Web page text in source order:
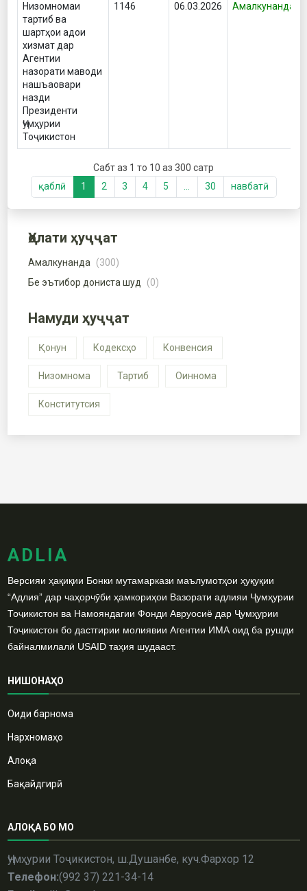
Низомномаи
тартиб ва
шартҳои адои
хизмат дар
Агентии
назорати маводи
нашъаовари
назди
Президенти
Ҷумҳурии
Тоҷикистон
1146 06.03.2026 Амалкунанда
Сабт аз 1 то 10 аз 300 сатр
қаблӣ
1 2 3 4 5 … 30 навбатӣ
Ҳолати ҳуҷҷат
Амалкунанда
(300)
Бе эътибор дониста шуд
(0)
Намуди ҳуҷҷат
Қонун Кодексҳо Конвенсия
Низомнома Тартиб Оиннома
Конститутсия
ADLIA
Версияи ҳақиқии Бонки мутамаркази маълумотҳои ҳуқуқии
“Адлия” дар чаҳорчӯби ҳамкориҳои Вазорати адлияи Ҷумҳурии
Тоҷикистон ва Намояндагии Фонди Авруосиё дар Ҷумҳурии
Тоҷикистон бо дастгирии молиявии Агентии ИМА оид ба рушди
байналмилалӣ USAID таҳия шудааст.
НИШОНАҲО
Оиди барнома
Нархномаҳо
Алоқа
Бақайдгирӣ
АЛОҚА БО МО
Ҷумҳурии Тоҷикистон, ш.Душанбе, куч.Фархор 12
Телефон:(992 37) 221-34-14